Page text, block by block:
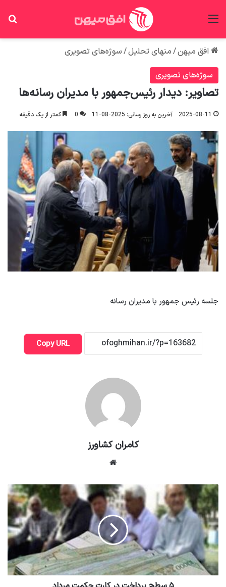
افق میهن/منهای تحلیل/سوژه‌های تصویری
سوژه‌های تصویری
تصاویر: دیدار رئیس‌جمهور با مدیران رسانه‌ها
2025-08-11 آخرین به روز رسانی: 2025-08-11 0 کمتر از یک دقیقه
جلسه رئیس جمهور با مدیران رسانه
Copy URL
کامران کشاورز